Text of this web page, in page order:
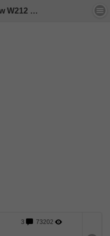
Opisy napraw W212 dokonanych samodzielnie - Forum Mercedes E-Klasa
3 73202